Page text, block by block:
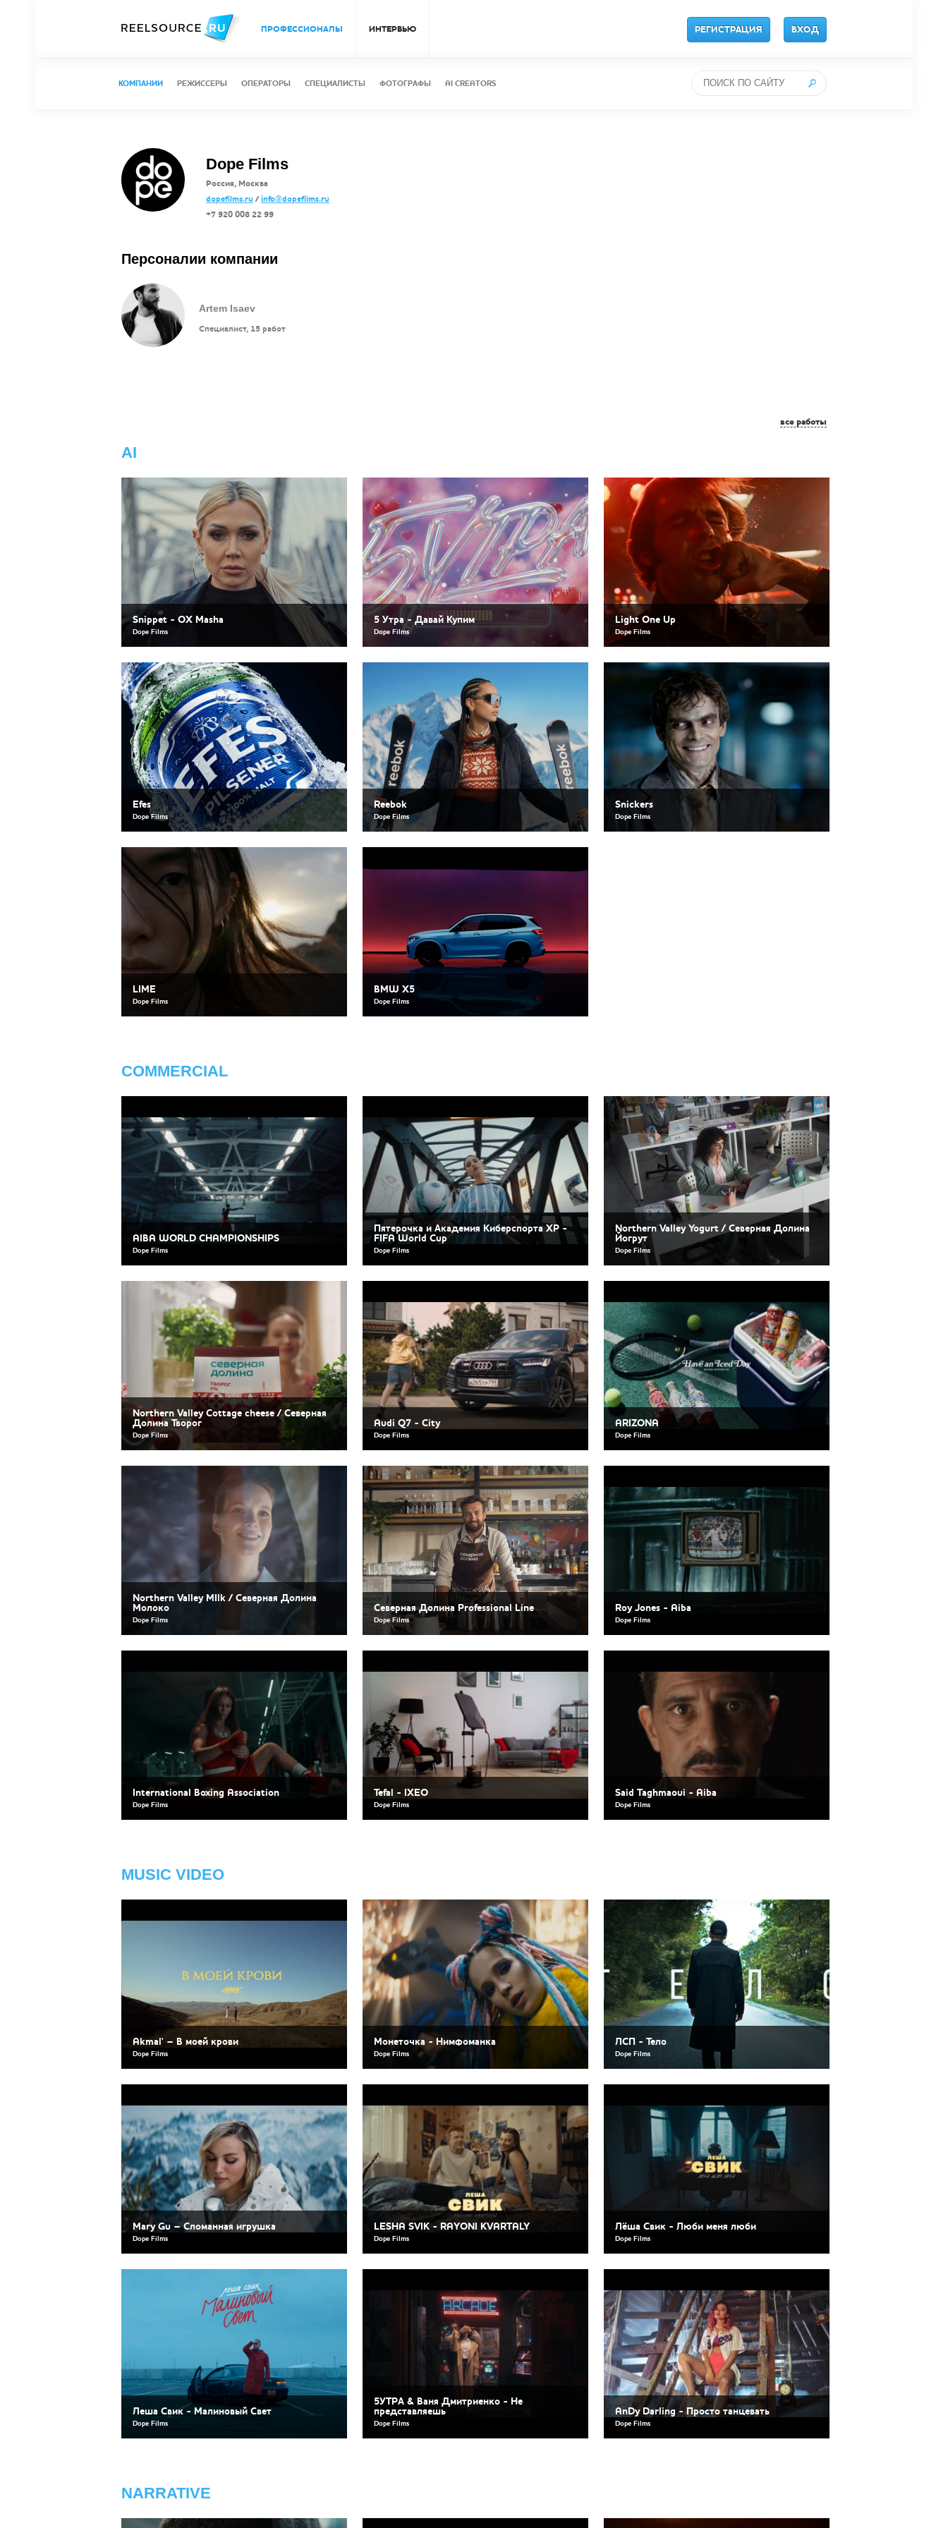
ПРОФЕССИОНАЛЫ ИНТЕРВЬЮ РЕГИСТРАЦИЯ ВХОД
КОМПАНИИ РЕЖИССЕРЫ ОПЕРАТОРЫ СПЕЦИАЛИСТЫ ФОТОГРАФЫ AI CREATORS
Dope Films
Россия, Москва
dopefilms.ru/info@dopefilms.ru
+7 920 008 22 99
Персоналии компании
Artem Isaev
Специалист, 15 работ
все работы
AI
Snippet - OX Masha
Dope Films
5 Утра - Давай Купим
Dope Films
Light One Up
Dope Films
Efes
Dope Films
Reebok
Dope Films
Snickers
Dope Films
LIME
Dope Films
BMW X5
Dope Films
COMMERCIAL
AIBA WORLD CHAMPIONSHIPS
Dope Films
Пятерочка и Академия Киберспорта XP -
FIFA World Cup
Dope Films
Northern Valley Yogurt / Северная Долина
Йогрут
Dope Films
Northern Valley Cottage cheese / Северная
Долина Творог
Dope Films
Audi Q7 - City
Dope Films
ARIZONA
Dope Films
Northern Valley MIlk / Северная Долина
Молоко
Dope Films
Северная Долина Professional Line
Dope Films
Roy Jones - Aiba
Dope Films
International Boxing Association
Dope Films
Tefal - IXEO
Dope Films
Said Taghmaoui - Aiba
Dope Films
MUSIC VIDEO
Akmal' – В моей крови
Dope Films
Монеточка - Нимфоманка
Dope Films
ЛСП - Тело
Dope Films
Mary Gu – Сломанная игрушка
Dope Films
LESHA SVIK - RAYONI KVARTALY
Dope Films
Лёша Свик - Люби меня люби
Dope Films
Леша Свик - Малиновый Свет
Dope Films
5УТРА & Ваня Дмитриенко - Не
представляешь
Dope Films
AnDy Darling - Просто танцевать
Dope Films
NARRATIVE